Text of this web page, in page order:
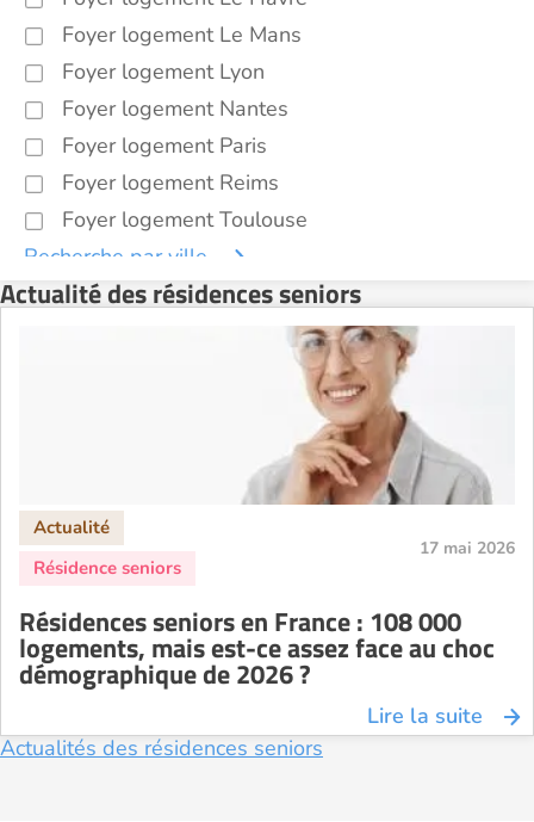
Foyer logement Le Mans
Foyer logement Lyon
Foyer logement Nantes
Foyer logement Paris
Foyer logement Reims
Foyer logement Toulouse
Recherche par ville
Actualité des résidences seniors
17 mai 2026
Résidences seniors en France : 108 000
logements, mais est-ce assez face au choc
démographique de 2026 ?
Lire la suite
Actualités des résidences seniors